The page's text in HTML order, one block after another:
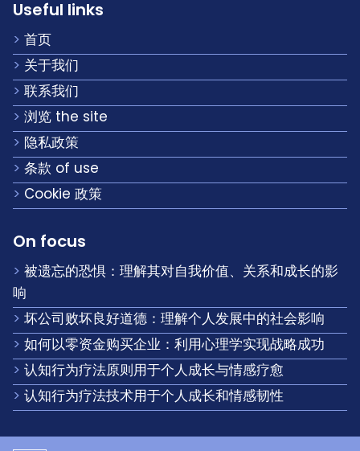
Useful links
首页
关于我们
联系我们
浏览 the site
隐私政策
条款 of use
Cookie 政策
On focus
被遗忘的恐惧：理解其对自我价值、关系和成长的影
响
坏公司败坏良好道德：理解个人发展中的社会影响
如何以零资金购买企业：利用心理学实现战略成功
认知行为疗法原则用于个人成长与情感疗愈
认知行为疗法技术用于个人成长和情感韧性